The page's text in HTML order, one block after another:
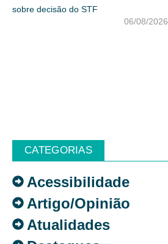
06/08/2026
CATEGORIAS
Acessibilidade
Artigo/Opinião
Atualidades